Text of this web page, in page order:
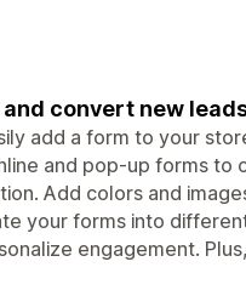
convert new
add a form to your
and pop-up forms
Add colors and
your forms into
engagement.